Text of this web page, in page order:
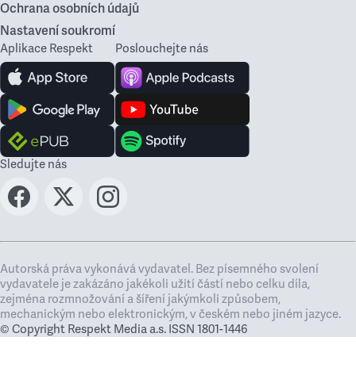
Ochrana osobních údajů
Nastavení soukromí
Aplikace Respekt Poslouchejte nás
Sledujte nás
Autorská práva vykonává vydavatel. Bez písemného svolení
vydavatele je zakázáno jakékoli užití částí nebo celku díla,
zejména rozmnožování a šíření jakýmkoli způsobem,
mechanickým nebo elektronickým, v českém nebo jiném jazyce.
© Copyright Respekt Media a.s. ISSN 1801-1446